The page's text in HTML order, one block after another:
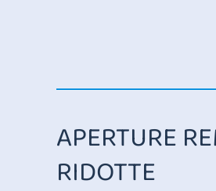
APERTURE
RIDOTTE